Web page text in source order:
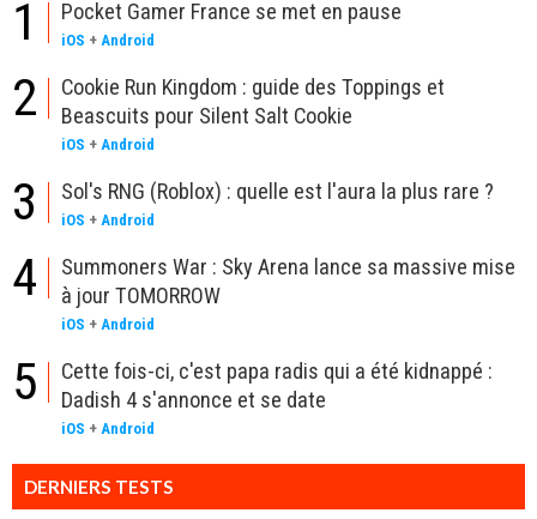
1 Pocket Gamer France se met en pause
iOS + Android
2
Cookie Run Kingdom : guide des Toppings et
Beascuits pour Silent Salt Cookie
iOS + Android
3 Sol's RNG (Roblox) : quelle est l'aura la plus rare ?
iOS + Android
4
Summoners War : Sky Arena lance sa massive mise
à jour TOMORROW
iOS + Android
5
Cette fois-ci, c'est papa radis qui a été kidnappé :
Dadish 4 s'annonce et se date
iOS + Android
DERNIERS TESTS